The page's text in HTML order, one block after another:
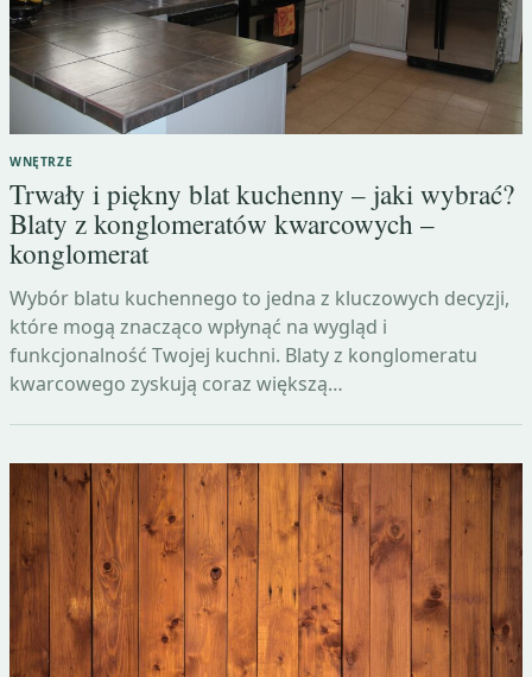
WNĘTRZE
Trwały i piękny blat kuchenny – jaki wybrać?
Blaty z konglomeratów kwarcowych –
konglomerat
Wybór blatu kuchennego to jedna z kluczowych decyzji,
które mogą znacząco wpłynąć na wygląd i
funkcjonalność Twojej kuchni. Blaty z konglomeratu
kwarcowego zyskują coraz większą…